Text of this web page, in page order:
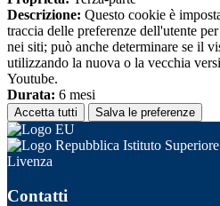
Descrizione: Questo cookie è
traccia delle preferenze dell'utente
nei siti; può anche determinare se il
utilizzando la nuova o la vecchia
Youtube.
Durata: 6 mesi
Accetta tutti Salva le preferenze
Istituto
Livenza
Contatti